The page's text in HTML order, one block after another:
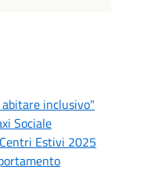
inclusivo"
Sociale
Estivi 2025